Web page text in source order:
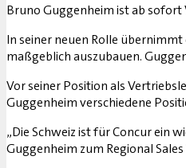
Bruno Guggenheim ist ab sofort
In seiner neuen Rolle
maßgeblich auszubauen.
Vor seiner Position als
Guggenheim verschiedene
„Die Schweiz ist für Concur ein
Guggenheim zum Regional